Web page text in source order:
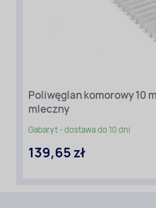
Poliwęglan komorowy 10
mleczny
Gabaryt - dostawa do 10 dni
139,65 zł
Długość
[m]:
2
[m]:
1,05